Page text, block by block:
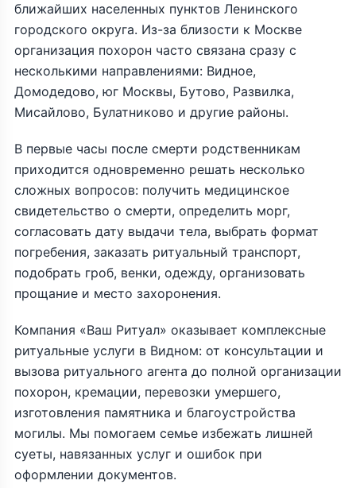
ближайших населенных пунктов Ленинского
городского округа. Из-за близости к Москве
организация похорон часто связана сразу с
несколькими направлениями: Видное,
Домодедово, юг Москвы, Бутово, Развилка,
Мисайлово, Булатниково и другие районы.
В первые часы после смерти родственникам
приходится одновременно решать несколько
сложных вопросов: получить медицинское
свидетельство о смерти, определить морг,
согласовать дату выдачи тела, выбрать формат
погребения, заказать ритуальный транспорт,
подобрать гроб, венки, одежду, организовать
прощание и место захоронения.
Компания «Ваш Ритуал» оказывает комплексные
ритуальные услуги в Видном: от консультации и
вызова ритуального агента до полной организации
похорон, кремации, перевозки умершего,
изготовления памятника и благоустройства
могилы. Мы помогаем семье избежать лишней
суеты, навязанных услуг и ошибок при
оформлении документов.